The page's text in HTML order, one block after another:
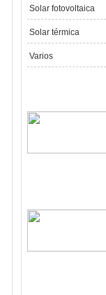
Solar fotovoltaica
Solar térmica
Varios